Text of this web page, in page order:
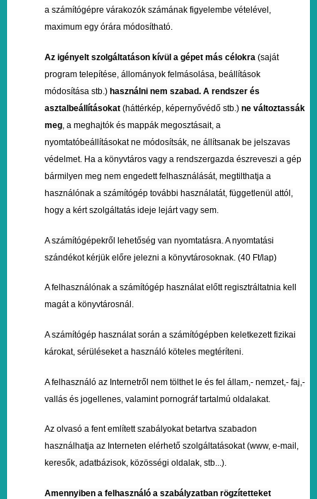
a számítógépre várakozók számának figyelembe vételével,
maximum egy órára módosítható.
Az igényelt szolgáltatáson kívül a gépet más célokra(saját
program telepítése, állományok felmásolása, beállítások
módosítása stb.) használni nem szabad. A rendszer és
asztalbeállításokat (háttérkép, képernyővédő stb.) ne változtassák
meg, a meghajtók és mappák megosztásait, a
nyomtatóbeállításokat ne módosítsák, ne állítsanak be jelszavas
védelmet. Ha a könyvtáros vagy a rendszergazda észreveszi a gép
bármilyen meg nem engedett felhasználását, megtilthatja a
használónak a számítógép további használatát, függetlenül attól,
hogy a kért szolgáltatás ideje lejárt vagy sem.
A számítógépekről lehetőség van nyomtatásra. A nyomtatási
szándékot kérjük előre jelezni a könyvtárosoknak. (40 Ft/lap)
A felhasználónak a számítógép használat előtt regisztráltatnia kell
magát a könyvtárosnál.
A számítógép használat során a számítógépben keletkezett fizikai
károkat, sérüléseket a használó köteles megtéríteni.
A felhasználó az Internetről nem tölthet le és fel állam,- nemzet,- faj,-
vallás és jogellenes, valamint pornográf tartalmú oldalakat.
Az olvasó a fent említett szabályokat betartva szabadon
használhatja az Interneten elérhető szolgáltatásokat (www, e-mail,
keresők, adatbázisok, közösségi oldalak, stb...).
Amennyiben a felhasználó a szabályzatban rögzítetteket